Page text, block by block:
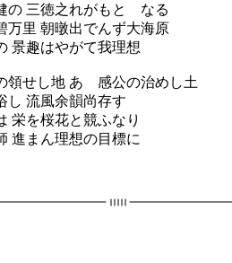
の 三徳之れがもとゝなる
万里 朝暾出でんず大海原
景趣はやがて我理想
せし地 あゝ感公の治めし土
し 流風余韻尚存す
栄を桜花と競ふなり
進まん理想の目標に